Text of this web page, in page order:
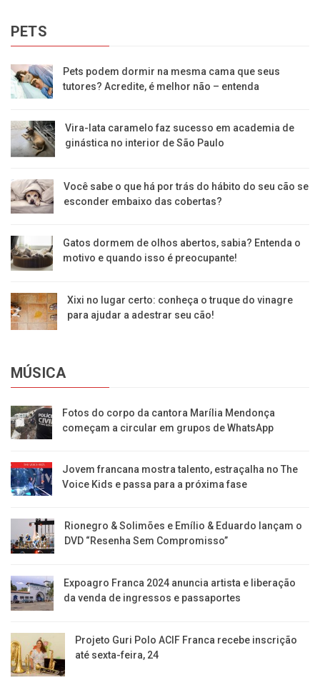
PETS
Pets podem dormir na mesma cama que seus
tutores? Acredite, é melhor não – entenda
Vira-lata caramelo faz sucesso em academia de
ginástica no interior de São Paulo
Você sabe o que há por trás do hábito do seu cão se
esconder embaixo das cobertas?
Gatos dormem de olhos abertos, sabia? Entenda o
motivo e quando isso é preocupante!
Xixi no lugar certo: conheça o truque do vinagre
para ajudar a adestrar seu cão!
MÚSICA
Fotos do corpo da cantora Marília Mendonça
começam a circular em grupos de WhatsApp
Jovem francana mostra talento, estraçalha no The
Voice Kids e passa para a próxima fase
Rionegro & Solimões e Emílio & Eduardo lançam o
DVD “Resenha Sem Compromisso”
Expoagro Franca 2024 anuncia artista e liberação
da venda de ingressos e passaportes
Projeto Guri Polo ACIF Franca recebe inscrição
até sexta-feira, 24